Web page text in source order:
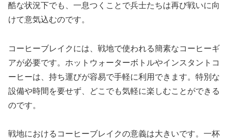
酷な状況下でも、一息つくことで兵士たちは再び戦いに向
けて意気込むのです。
コーヒーブレイクには、戦地で使われる簡素なコーヒーギ
アが必要です。ホットウォーターボトルやインスタントコ
ーヒーは、持ち運びが容易で手軽に利用できます。特別な
設備や時間を要せず、どこでも気軽に楽しむことができる
のです。
戦地におけるコーヒーブレイクの意義は大きいです。一杯